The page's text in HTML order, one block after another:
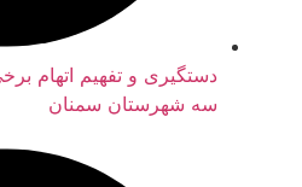
دستگیری و تفهیم اتهام برخی
سه شهرستان سمنان